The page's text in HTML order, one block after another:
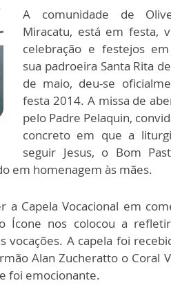
A comunidade de
Miracatu, está em festa,
celebração e festejos
sua padroeira Santa Rita
de maio, deu-se
festa 2014. A missa de
pelo Padre Pelaquin,
concreto em que a
seguir Jesus, o Bom
em homenagem às mães.
Capela Vocacional em
Ícone nos colocou a
vocações. A capela foi
Alan Zucheratto o Coral
foi emocionante.